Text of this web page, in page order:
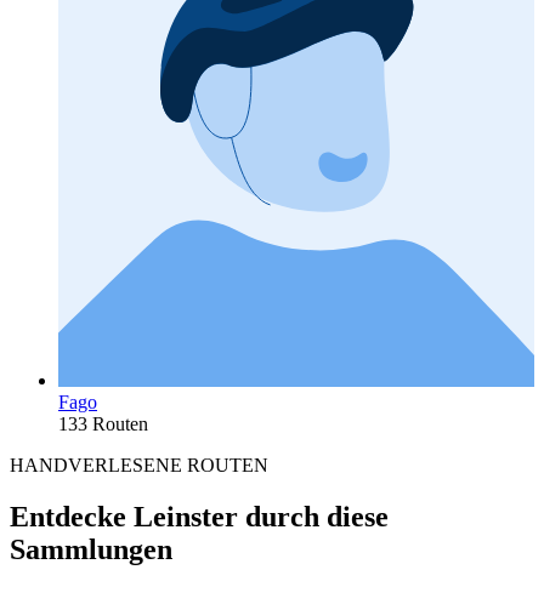
Fago
133 Routen
HANDVERLESENE ROUTEN
Entdecke Leinster durch diese
Sammlungen